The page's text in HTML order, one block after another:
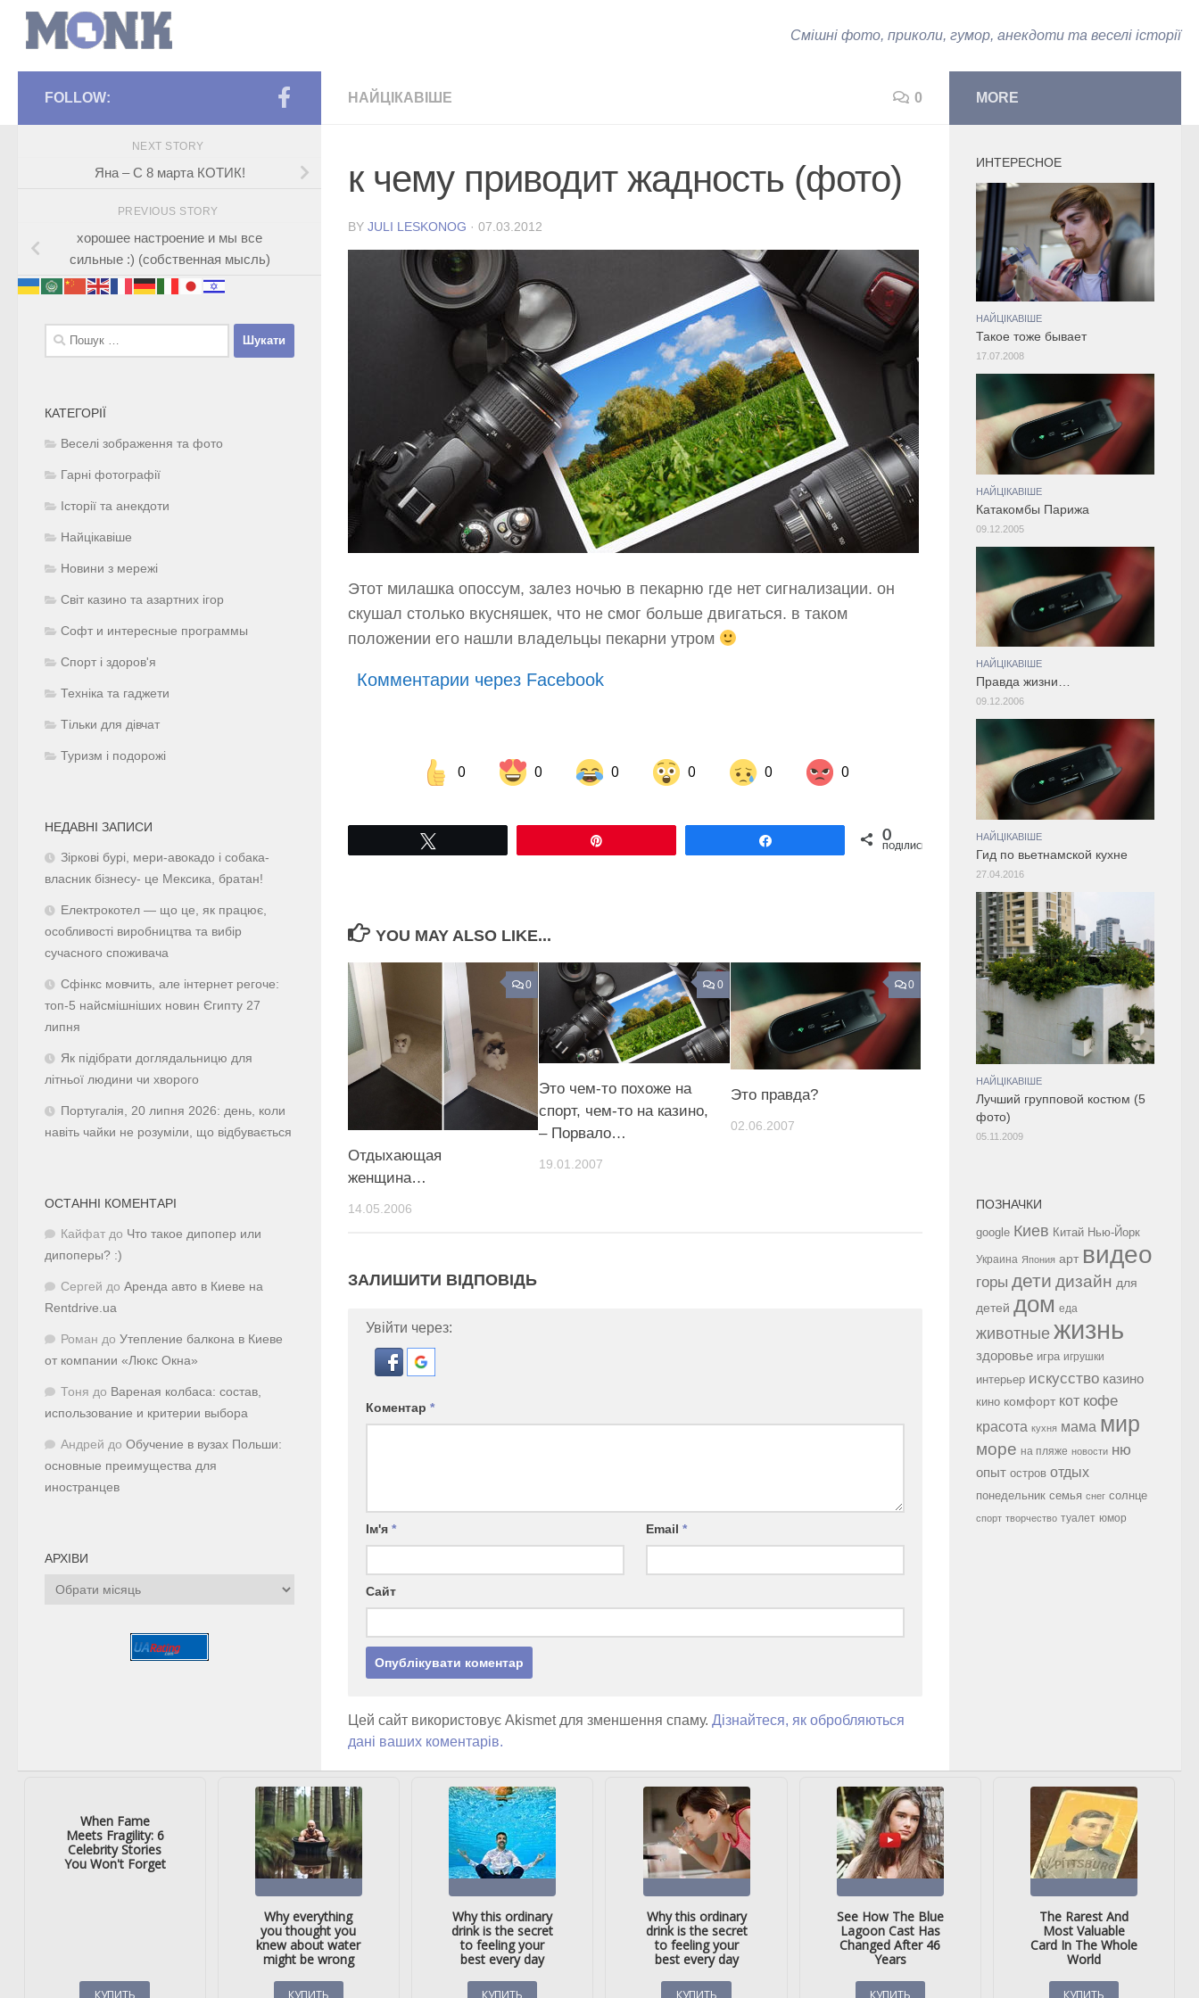
Смішні фото, приколи, гумор, анекдоти та веселі історії
НАЙЦІКАВІШЕ 0
к чему приводит жадность (фото)
BY JULI LESKONOG · 07.03.2012
Этот милашка опоссум, залез ночью в пекарню где нет сигнализации. он
скушал столько вкусняшек, что не смог больше двигаться. в таком
положении его нашли владельцы пекарни утром
Комментарии через Facebook
0 0 0 0 0 0
Share on Facebook Share on LinkedIn Share on Twitter 0
ПОДІЛИСЬ
YOU MAY ALSO LIKE...
0
Отдыхающая
женщина…
14.05.2006
0
Это чем-то похоже на
спорт, чем-то на казино,
– Порвало…
19.01.2007
0
Это правда?
02.06.2007
ЗАЛИШИТИ ВІДПОВІДЬ
Увійти через:
Коментар *
Ім'я * Email*
Сайт
Цей сайт використовує Akismet для зменшення спаму. Дізнайтеся, як обробляються
дані ваших коментарів.
FOLLOW:
NEXT STORY
Яна – С 8 марта КОТИК!
PREVIOUS STORY
хорошее настроение и мы все
сильные :) (собственная мысль)
Пошук:
КАТЕГОРІЇ
Веселі зображення та фото
Гарні фотографії
Історії та анекдоти
Найцікавіше
Новини з мережі
Світ казино та азартних ігор
Софт и интересные программы
Спорт і здоров'я
Техніка та гаджети
Тільки для дівчат
Туризм і подорожі
НЕДАВНІ ЗАПИСИ
Зіркові бурі, мери-авокадо і собака-
власник бізнесу- це Мексика, братан!
Електрокотел — що це, як працює,
особливості виробництва та вибір
сучасного споживача
Сфінкс мовчить, але інтернет регоче:
топ-5 найсмішніших новин Єгипту 27
липня
Як підібрати доглядальницю для
літньої людини чи хворого
Португалія, 20 липня 2026: день, коли
навіть чайки не розуміли, що відбувається
ОСТАННІ КОМЕНТАРІ
Кайфат до Что такое дипопер или
дипоперы? :)
Сергей до Аренда авто в Киеве на
Rentdrive.ua
Роман до Утепление балкона в Киеве
от компании «Люкс Окна»
Тоня до Вареная колбаса: состав,
использование и критерии выбора
Андрей до Обучение в вузах Польши:
основные преимущества для
иностранцев
АРХІВИ
Архіви
MORE
ИНТЕРЕСНОЕ
НАЙЦІКАВІШЕ
Такое тоже бывает
17.07.2008
НАЙЦІКАВІШЕ
Катакомбы Парижа
09.12.2005
НАЙЦІКАВІШЕ
Правда жизни…
09.12.2006
НАЙЦІКАВІШЕ
Гид по вьетнамской кухне
27.04.2016
НАЙЦІКАВІШЕ
Лучший групповой костюм (5
фото)
05.11.2009
ПОЗНАЧКИ
google Киев Китай Нью-Йорк
Украина Япония арт видео
горы дети дизайн для
детей дом еда
животные жизнь
здоровье игра игрушки
интерьер искусство казино
кино комфорт кот кофе
красота кухня мама мир
море на пляже новости ню
опыт остров отдых
понедельник семья снег солнце
спорт творчество туалет юмор